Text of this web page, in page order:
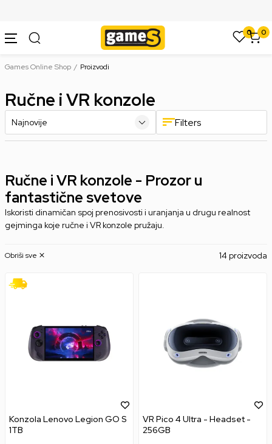
0 0
Games Online Shop Proizvodi
Ručne i VR konzole
Filters
Ručne i VR konzole - Prozor u
fantastične svetove
Iskoristi dinamičan spoj prenosivosti i uranjanja u drugu realnost
gejminga koje ručne i VR konzole pružaju.
14 proizvoda
Obriši sve
Konzola Lenovo Legion GO S
1TB
VR Pico 4 Ultra - Headset -
256GB